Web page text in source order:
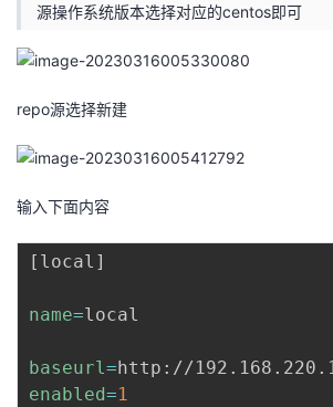
源操作系统版本选择对应的centos即可
repo源选择新建
输入下面内容
[ local ]
name=local
baseurl =
enabled=1